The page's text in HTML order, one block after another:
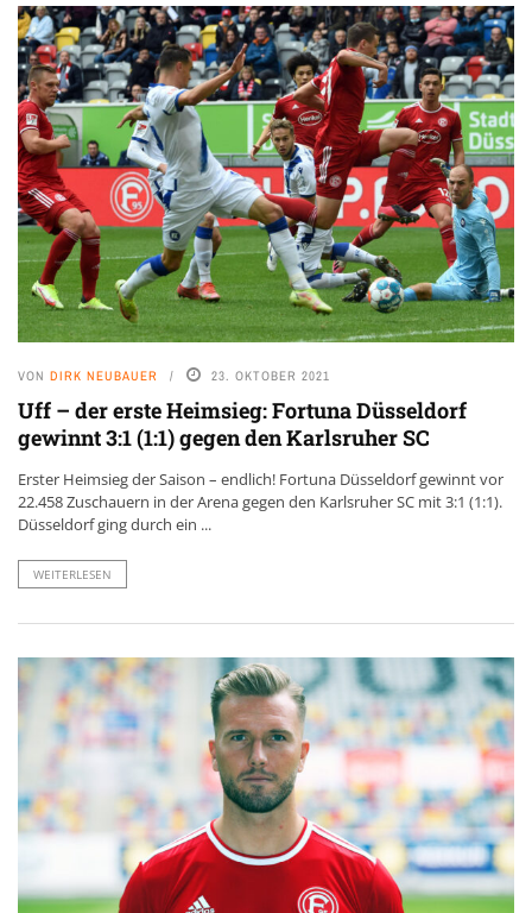
VON DIRK NEUBAUER 23. OKTOBER 2021
Uff – der erste Heimsieg: Fortuna Düsseldorf
gewinnt 3:1 (1:1) gegen den Karlsruher SC
Erster Heimsieg der Saison – endlich! Fortuna Düsseldorf gewinnt vor
22.458 Zuschauern in der Arena gegen den Karlsruher SC mit 3:1 (1:1).
Düsseldorf ging durch ein ...
WEITERLESEN